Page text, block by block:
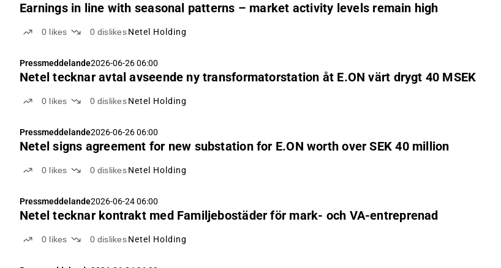
Earnings in line with seasonal patterns – market activity levels remain high
0 likes 0 dislikes Netel Holding
Pressmeddelande2026-06-26 06:00
Netel tecknar avtal avseende ny transformatorstation åt E.ON värt drygt 40 MSEK
0 likes 0 dislikes Netel Holding
Pressmeddelande2026-06-26 06:00
Netel signs agreement for new substation for E.ON worth over SEK 40 million
0 likes 0 dislikes Netel Holding
Pressmeddelande2026-06-24 06:00
Netel tecknar kontrakt med Familjebostäder för mark- och VA-entreprenad
0 likes 0 dislikes Netel Holding